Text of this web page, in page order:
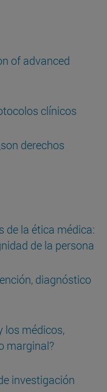
of advanced
clínicos
derechos
de la ética médica:
de la persona
diagnóstico
los médicos,
marginal?
investigación